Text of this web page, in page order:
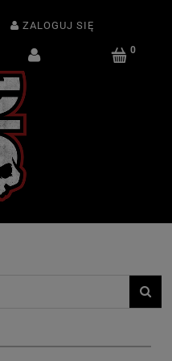
ZALOGUJ SIĘ